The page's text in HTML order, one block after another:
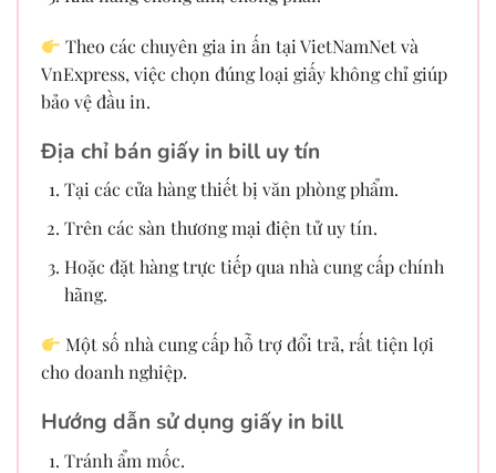
Theo các chuyên gia in ấn tại VietNamNet và
VnExpress, việc chọn đúng loại giấy không chỉ giúp
bảo vệ đầu in.
Địa chỉ bán giấy in bill uy tín
Tại các cửa hàng thiết bị văn phòng phẩm.
Trên các sàn thương mại điện tử uy tín.
Hoặc đặt hàng trực tiếp qua nhà cung cấp chính
hãng.
Một số nhà cung cấp hỗ trợ đổi trả, rất tiện lợi
cho doanh nghiệp.
Hướng dẫn sử dụng giấy in bill
Tránh ẩm mốc.